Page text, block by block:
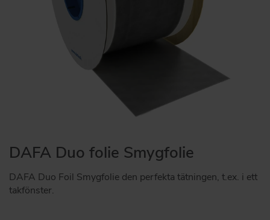
DAFA Duo folie Smygfolie
DAFA Duo Foil Smygfolie den perfekta tätningen, t.ex. i ett
takfönster.